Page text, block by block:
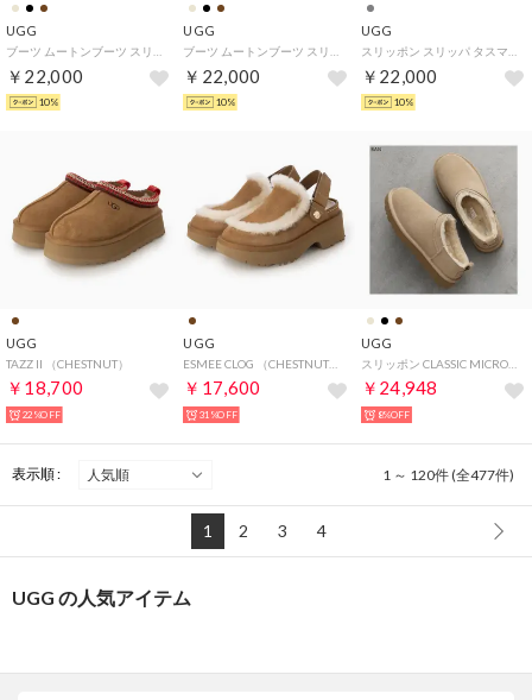
UGG
￥22,000
10%
UGG
￥22,000
10%
UGG
￥22,000
10%
UGG
TAZZ II （CHESTNUT）
￥18,700
22%OFF
UGG
￥17,600
31%OFF
UGG
スリッポン CLASSIC MICRO クラシック マイクロ 1173891 （SAN/ベージュ）
￥24,948
8%OFF
表示順 : 1 ～ 120件 (全477件)
1 2 3 4
UGG の人気アイテム